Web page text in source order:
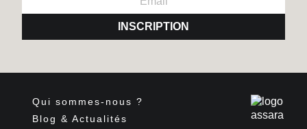
INSCRIPTION
Qui sommes-nous ?
Blog & Actualités